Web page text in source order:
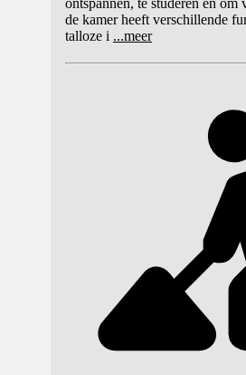
ontspannen, te studeren en om
de kamer heeft verschillende
talloze i ...meer